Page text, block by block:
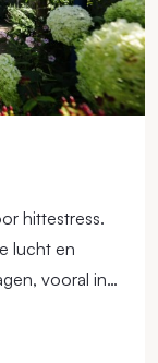
hittestress.
lucht en
vooral in